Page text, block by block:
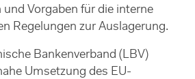
Vorgaben für die interne
Regelungen zur Auslagerung.
Bankenverband (LBV)
Umsetzung des EU-